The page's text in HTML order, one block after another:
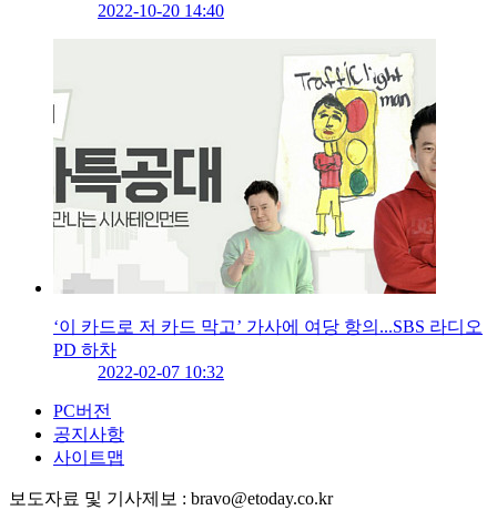
2022-10-20 14:40
‘이 카드로 저 카드 막고’ 가사에 여당 항의...SBS 라디오
PD 하차
2022-02-07 10:32
PC버전
공지사항
사이트맵
보도자료 및 기사제보 : bravo@etoday.co.kr